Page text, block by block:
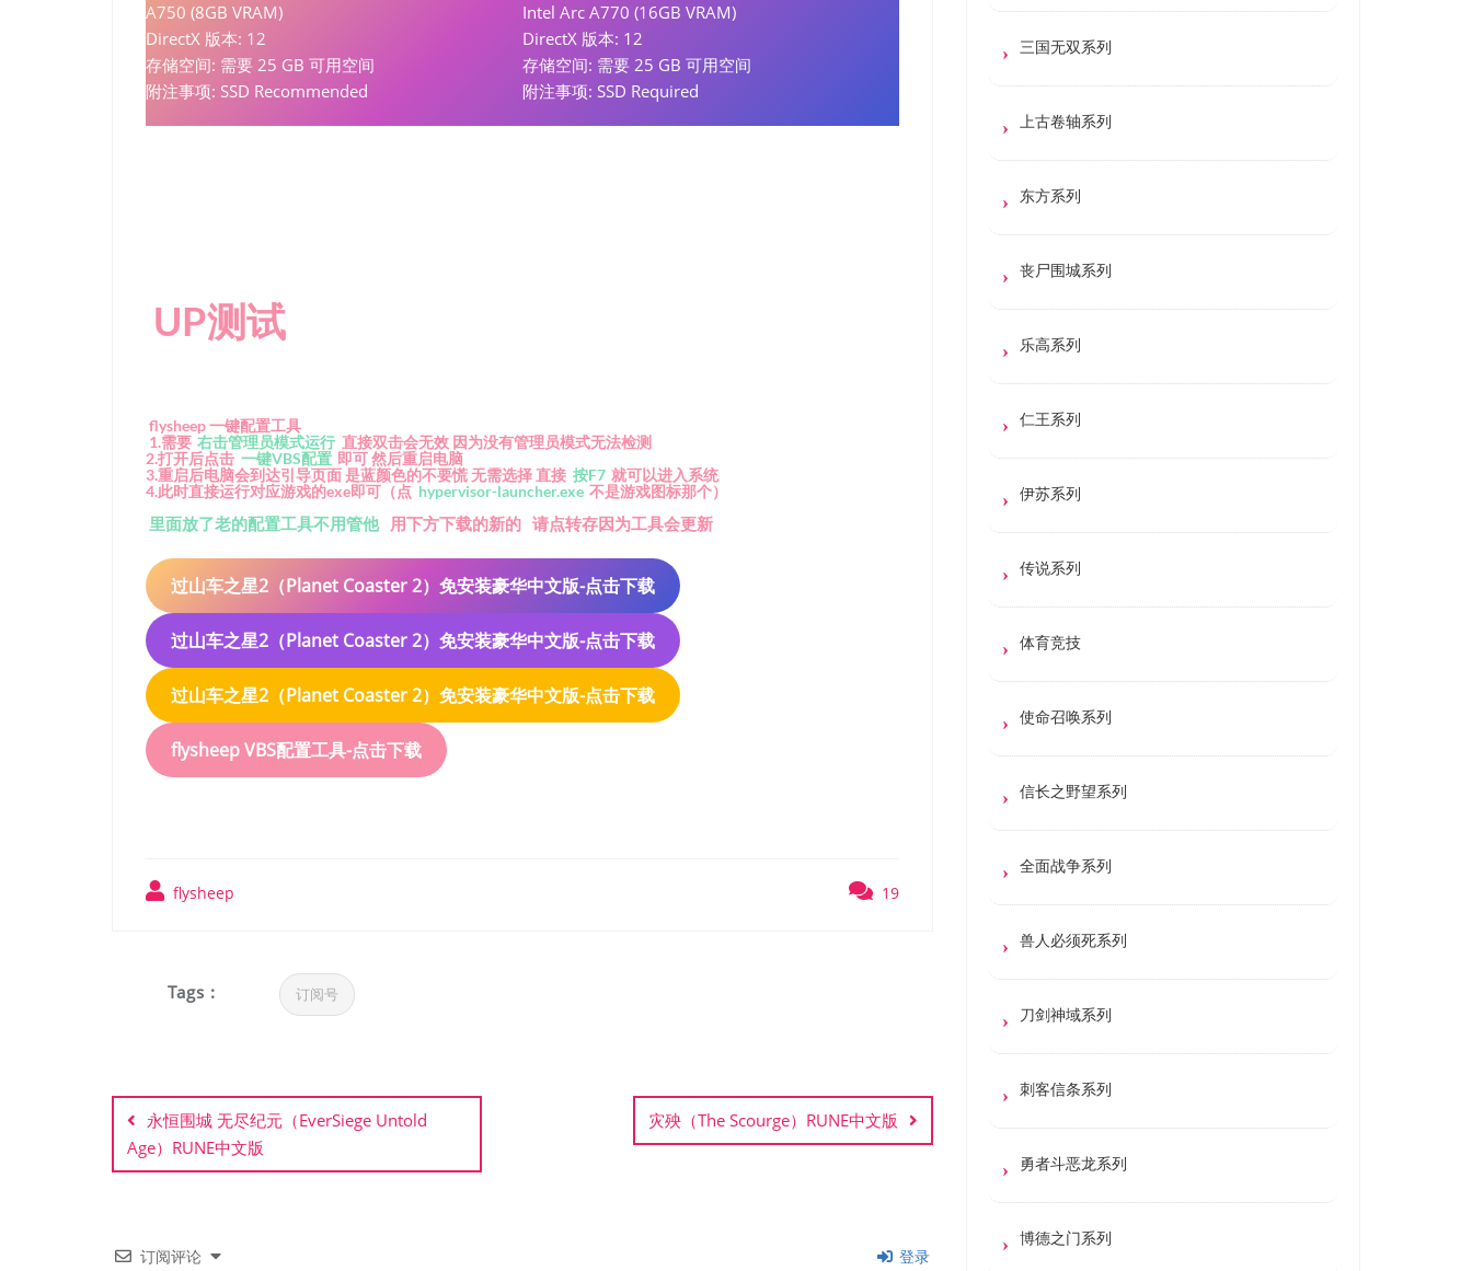
A750 (8GB VRAM)
DirectX 版本: 12
存储空间: 需要 25 GB 可用空间
附注事项: SSD Recommended
Intel Arc A770 (16GB VRAM)
DirectX 版本: 12
存储空间: 需要 25 GB 可用空间
附注事项: SSD Required
UP测试
flysheep 一键配置工具
1.需要 右击管理员模式运行 直接双击会无效 因为没有管理员模式无法检测
2.打开后点击 一键VBS配置 即可 然后重启电脑
3.重启后电脑会到达引导页面 是蓝颜色的不要慌 无需选择 直接 按F7 就可以进入系统
4.此时直接运行对应游戏的exe即可（点 hypervisor-launcher.exe 不是游戏图标那个）
里面放了老的配置工具不用管他 用下方下载的新的 请点转存因为工具会更新
过山车之星2（Planet Coaster 2）免安装豪华中文版-点击下载
过山车之星2（Planet Coaster 2）免安装豪华中文版-点击下载
过山车之星2（Planet Coaster 2）免安装豪华中文版-点击下载
flysheep VBS配置工具-点击下载
flysheep 19
Tags : 订阅号
文
章
导
永恒围城 无尽纪元（EverSiege Untold
Age）RUNE中文版
灾殃（The Scourge）RUNE中文版
订阅评论 登录
三国无双系列
上古卷轴系列
东方系列
丧尸围城系列
乐高系列
仁王系列
伊苏系列
传说系列
体育竞技
使命召唤系列
信长之野望系列
全面战争系列
兽人必须死系列
刀剑神域系列
刺客信条系列
勇者斗恶龙系列
博德之门系列